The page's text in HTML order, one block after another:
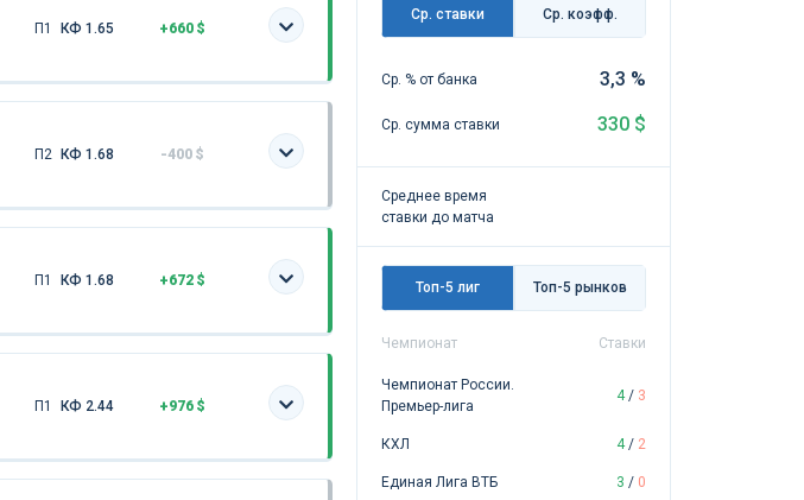
П1 КФ 1.65 +660 $
П2 КФ 1.68 -400 $
П1 КФ 1.68 +672 $
П1 КФ 2.44 +976 $
Ср. ставки Ср. коэфф.
Ср. % от банка 3,3 %
Ср. сумма ставки 330 $
Среднее время
ставки до матча
Топ-5 лиг Топ-5 рынков
Чемпионат Ставки
Чемпионат России.
Премьер-лига
4/ 3
КХЛ 4/ 2
Единая Лига ВТБ 3 / 0